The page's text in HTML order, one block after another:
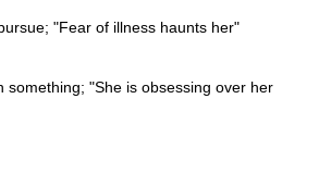
"Fear of illness haunts her"
something; "She is obsessing over her